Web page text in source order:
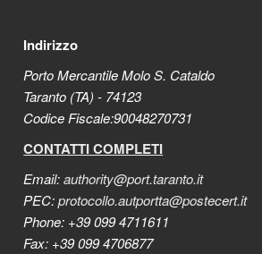
Indirizzo
Porto Mercantile Molo S. Cataldo
Taranto (TA) - 74123
Codice Fiscale:90048270731
CONTATTI COMPLETI
Email:authority@port.taranto.it
PEC:protocollo.autportta@postecert.it
Phone: +39 099 4711611
Fax: +39 099 4706877